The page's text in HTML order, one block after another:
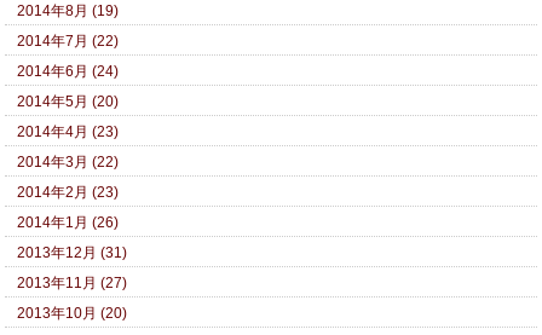
2014年8月 (19)
2014年7月 (22)
2014年6月 (24)
2014年5月 (20)
2014年4月 (23)
2014年3月 (22)
2014年2月 (23)
2014年1月 (26)
2013年12月 (31)
2013年11月 (27)
2013年10月 (20)